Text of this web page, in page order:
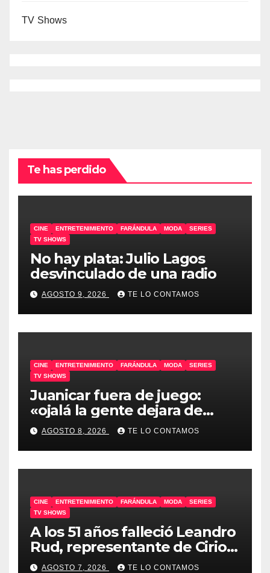
TV Shows
Te has perdido
CINE ENTRETENIMIENTO FARÁNDULA MODA
SERIES
TV SHOWS
No hay plata: Julio Lagos
desvinculado de una radio
AGOSTO 9, 2026 TE LO CONTAMOS
CINE ENTRETENIMIENTO FARÁNDULA MODA
SERIES
TV SHOWS
Juanicar fuera de juego:
«ojalá la gente dejara de
odiar tanto»
AGOSTO 8, 2026 TE LO CONTAMOS
CINE ENTRETENIMIENTO FARÁNDULA MODA
SERIES
TV SHOWS
A los 51 años falleció Leandro
Rud, representante de Cirio,
Loly, Marengo y Maglietti
AGOSTO 7, 2026 TE LO CONTAMOS